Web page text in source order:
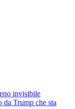
invisibile
Trump che sta